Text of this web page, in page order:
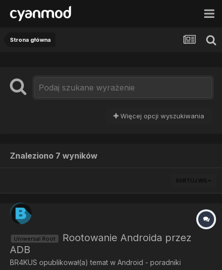
Strona główna
Więcej opcji wyszukiwania
Znaleziono 7 wyników
SORTUJ WG
Uniwersal Root
Rootowanie Androida przez
ADB
BR4KUS opublikował(a) temat w Android - poradniki